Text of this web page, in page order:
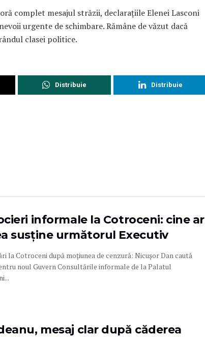
complet mesajul străzii, declarațiile Elenei Lasconi
urgente de schimbare. Rămâne de văzut dacă
clasei politice.
Distribuie Distribuie
informale la Cotroceni: cine ar
susține următorul Executiv
la Cotroceni după moțiunea de cenzură: Nicușor Dan caută
noul Guvern Consultările informale de la Palatul
mesaj clar după căderea